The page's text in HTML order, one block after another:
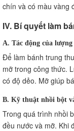
chín và có màu vàng
IV. Bí quyết làm
A. Tác động của
Để làm bánh trung
mỡ trong công thức.
có độ dẻo. Mỡ giúp
B. Kỹ thuật nhồi bột
Trong quá trình nhồi
đều nước và mỡ. Khi